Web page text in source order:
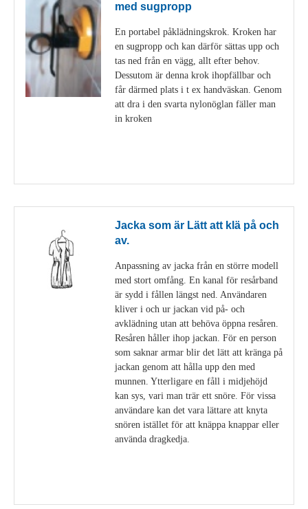
med sugpropp
En portabel påklädningskrok. Kroken har
en sugpropp och kan därför sättas upp och
tas ned från en vägg, allt efter behov.
Dessutom är denna krok ihopfällbar och
får därmed plats i t ex handväskan. Genom
att dra i den svarta nylonöglan fäller man
in kroken
Jacka som är Lätt att klä på och
av.
Anpassning av jacka från en större modell
med stort omfång. En kanal för resårband
är sydd i fållen längst ned. Användaren
kliver i och ur jackan vid på- och
avklädning utan att behöva öppna resåren.
Resåren håller ihop jackan. För en person
som saknar armar blir det lätt att kränga på
jackan genom att hålla upp den med
munnen. Ytterligare en fåll i midjehöjd
kan sys, vari man trär ett snöre. För vissa
användare kan det vara lättare att knyta
snören istället för att knäppa knappar eller
använda dragkedja.